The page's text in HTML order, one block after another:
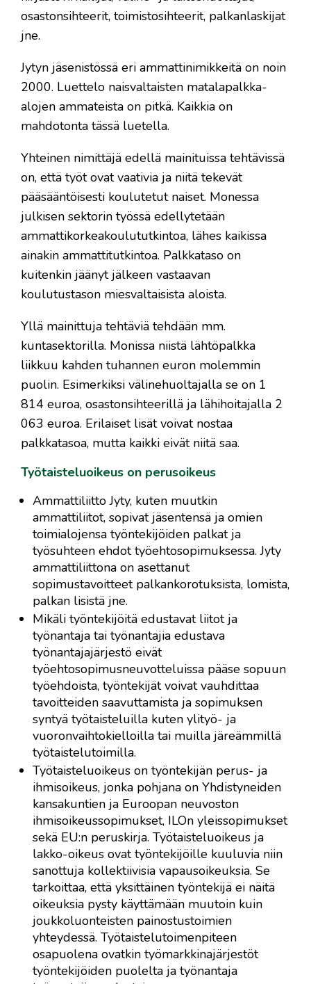
osastonsihteerit, toimistosihteerit, palkanlaskijat
jne.
Jytyn jäsenistössä eri ammattinimikkeitä on noin
2000. Luettelo naisvaltaisten matalapalkka-
alojen ammateista on pitkä. Kaikkia on
mahdotonta tässä luetella.
Yhteinen nimittäjä edellä mainituissa tehtävissä
on, että työt ovat vaativia ja niitä tekevät
pääsääntöisesti koulutetut naiset. Monessa
julkisen sektorin työssä edellytetään
ammattikorkeakoulututkintoa, lähes kaikissa
ainakin ammattitutkintoa. Palkkataso on
kuitenkin jäänyt jälkeen vastaavan
koulutustason miesvaltaisista aloista.
Yllä mainittuja tehtäviä tehdään mm.
kuntasektorilla. Monissa niistä lähtöpalkka
liikkuu kahden tuhannen euron molemmin
puolin. Esimerkiksi välinehuoltajalla se on 1
814 euroa, osastonsihteerillä ja lähihoitajalla 2
063 euroa. Erilaiset lisät voivat nostaa
palkkatasoa, mutta kaikki eivät niitä saa.
Työtaisteluoikeus on perusoikeus
Ammattiliitto Jyty, kuten muutkin
ammattiliitot, sopivat jäsentensä ja omien
toimialojensa työntekijöiden palkat ja
työsuhteen ehdot työehtosopimuksessa. Jyty
ammattiliittona on asettanut
sopimustavoitteet palkankorotuksista, lomista,
palkan lisistä jne.
Mikäli työntekijöitä edustavat liitot ja
työnantaja tai työnantajia edustava
työnantajajärjestö eivät
työehtosopimusneuvotteluissa pääse sopuun
työehdoista, työntekijät voivat vauhdittaa
tavoitteiden saavuttamista ja sopimuksen
syntyä työtaisteluilla kuten ylityö- ja
vuoronvaihtokielloilla tai muilla järeämmillä
työtaistelutoimilla.
Työtaisteluoikeus on työntekijän perus- ja
ihmisoikeus, jonka pohjana on Yhdistyneiden
kansakuntien ja Euroopan neuvoston
ihmisoikeussopimukset, ILOn yleissopimukset
sekä EU:n peruskirja. Työtaisteluoikeus ja
lakko-oikeus ovat työntekijöille kuuluvia niin
sanottuja kollektiivisia vapausoikeuksia. Se
tarkoittaa, että yksittäinen työntekijä ei näitä
oikeuksia pysty käyttämään muutoin kuin
joukkoluonteisten painostustoimien
yhteydessä. Työtaistelutoimenpiteen
osapuolena ovatkin työmarkkinajärjestöt
työntekijöiden puolelta ja työnantaja